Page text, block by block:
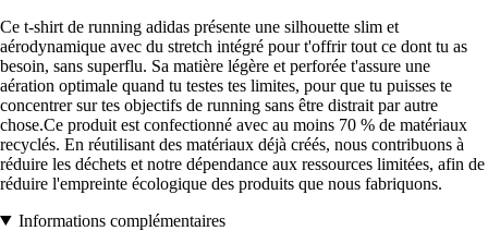
Ce t-shirt de running adidas présente une silhouette slim et
aérodynamique avec du stretch intégré pour t'offrir tout ce dont tu as
besoin, sans superflu. Sa matière légère et perforée t'assure une
aération optimale quand tu testes tes limites, pour que tu puisses te
concentrer sur tes objectifs de running sans être distrait par autre
chose.Ce produit est confectionné avec au moins 70 % de matériaux
recyclés. En réutilisant des matériaux déjà créés, nous contribuons à
réduire les déchets et notre dépendance aux ressources limitées, afin de
réduire l'empreinte écologique des produits que nous fabriquons.
Informations complémentaires